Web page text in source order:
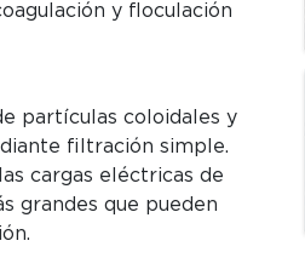
y floculación
partículas coloidales y
filtración simple.
cargas eléctricas de
grandes que pueden